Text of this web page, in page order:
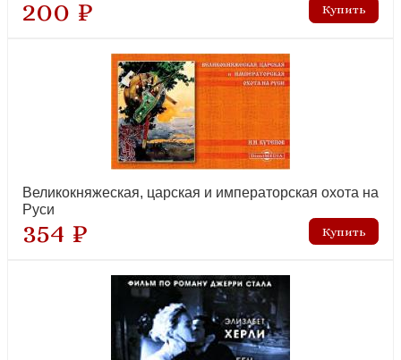
200 ₽
Великокняжеская, царская и императорская охота на
Руси
354 ₽